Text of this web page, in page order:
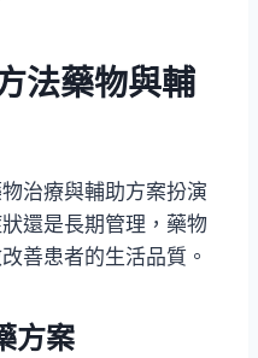
法藥物與輔
治療與輔助方案扮演
還是長期管理，藥物
善患者的生活品質。
方案